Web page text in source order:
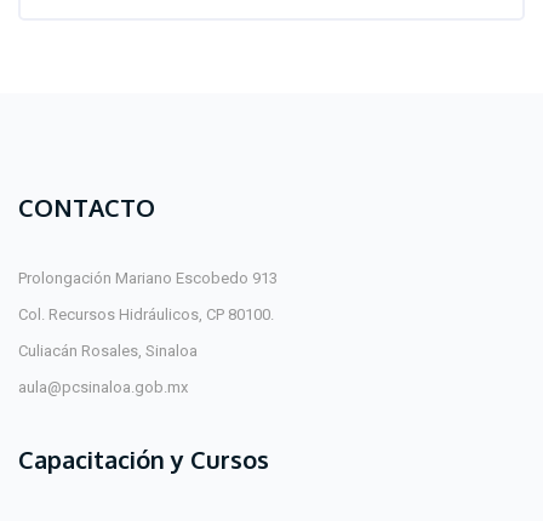
CONTACTO
Prolongación Mariano Escobedo 913
Col. Recursos Hidráulicos, CP 80100.
Culiacán Rosales, Sinaloa
aula@pcsinaloa.gob.mx
Capacitación y Cursos